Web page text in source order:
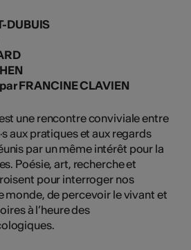
DUBUIS
FRANCINE CLAVIEN
une rencontre conviviale entre
aux pratiques et aux regards
par un même intérêt pour la
Poésie, art, recherche et
pour interroger nos
monde, de percevoir le vivant et
à l’heure des